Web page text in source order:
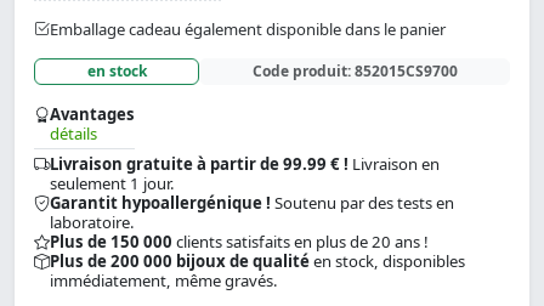
Emballage cadeau également disponible dans le panier
en stock Code produit:852015CS9700
Avantages
détails
Livraison gratuite à partir de 99.99 € ! Livraison en
seulement 1 jour.
Garantit hypoallergénique ! Soutenu par des tests en
laboratoire.
Plus de 150 000 clients satisfaits en plus de 20 ans !
Plus de 200 000 bijoux de qualitéen stock, disponibles
immédiatement, même gravés.